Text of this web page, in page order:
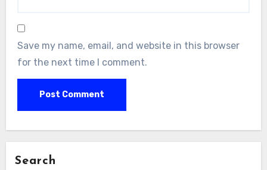
Save my name, email, and website in this browser
for the next time I comment.
Search